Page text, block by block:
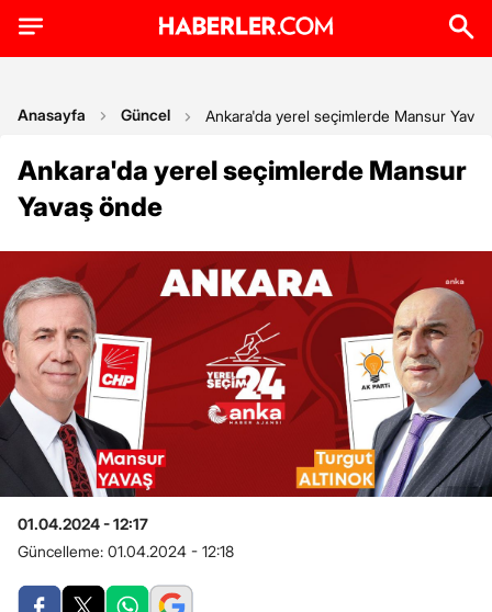
Anasayfa Güncel Ankara'da yerel seçimlerde Mansur
Ankara'da yerel seçimlerde Mansur
Yavaş önde
01.04.2024 - 12:17
Güncelleme: 01.04.2024 - 12:18